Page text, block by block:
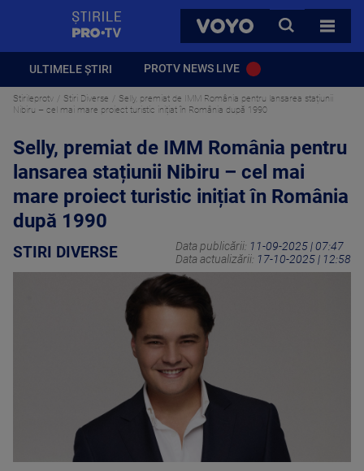
VOYO
CAUTA
TOATE
ULTIMELE ȘTIRI PROTV NEWS LIVE
Stirileprotv Stiri Diverse
Selly, premiat de IMM România pentru lansarea stațiunii
Nibiru – cel mai mare proiect turistic inițiat în România după 1990
Selly, premiat de IMM România pentru
lansarea stațiunii Nibiru – cel mai
mare proiect turistic inițiat în România
după 1990
STIRI DIVERSE Data publicării: 11-09-2025 | 07:47
Data actualizării: 17-10-2025 | 12:58